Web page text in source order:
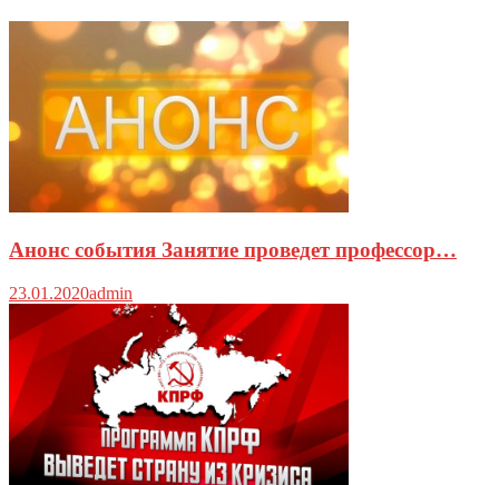
Анонс события Занятие проведет профессор…
23.01.2020admin